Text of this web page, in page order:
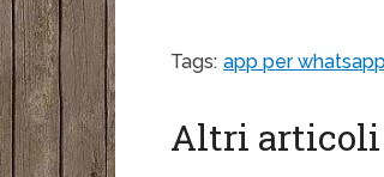
Tags: app per
Altri articoli